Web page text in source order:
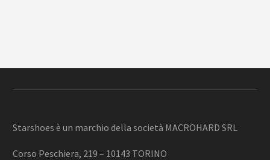
Starshoes è un marchio della società MACROHARD SRL
Corso Peschiera, 219 – 10143 TORINO